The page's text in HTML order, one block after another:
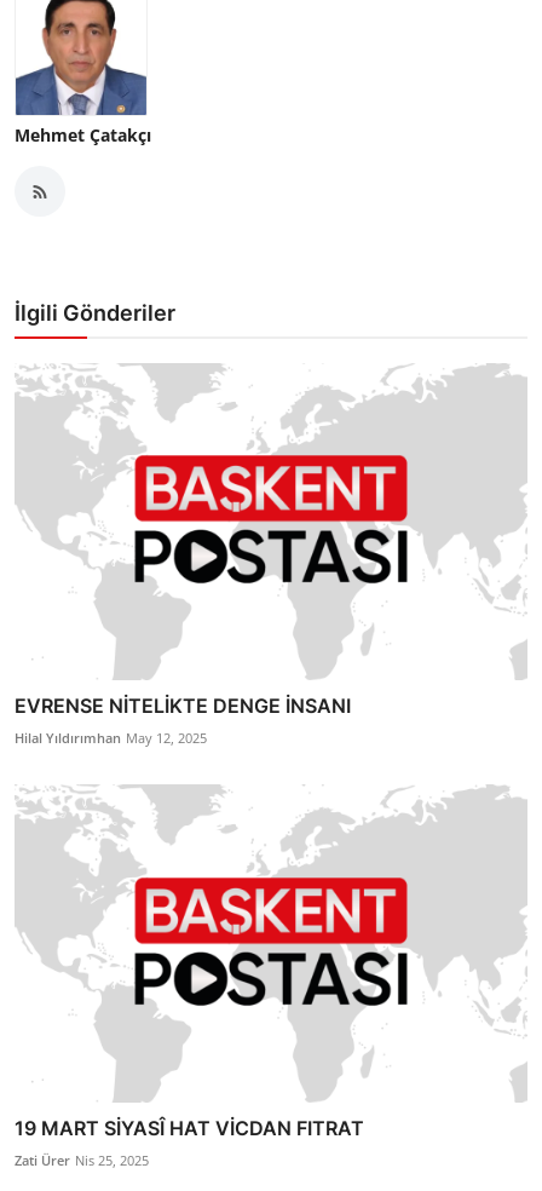
Mehmet Çatakçı
İlgili Gönderiler
EVRENSE NİTELİKTE DENGE İNSANI
Hilal Yıldırımhan May 12, 2025
19 MART SİYASÎ HAT VİCDAN FITRAT
Zati Ürer Nis 25, 2025